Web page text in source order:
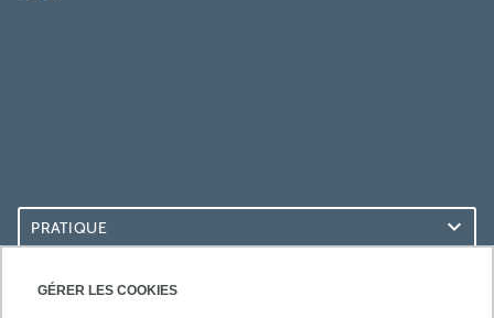
GÉRER LES COOKIES
PRATIQUE
ACCÈS RAPIDES